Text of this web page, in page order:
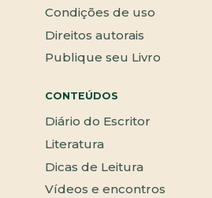
Condições de uso
Direitos autorais
Publique seu Livro
CONTEÚDOS
Diário do Escritor
Literatura
Dicas de Leitura
Vídeos e encontros